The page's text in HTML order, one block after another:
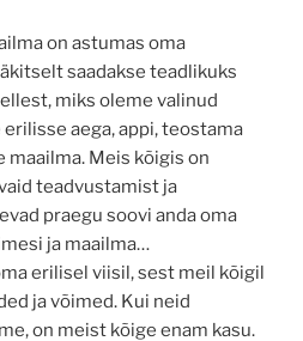
on astumas oma
saadakse teadlikuks
miks oleme valinud
aega, appi, teostama
Meis kõigis on
teadvustamist ja
praegu soovi anda oma
ja maailma…
erilisel viisil, sest meil kõigil
ja võimed. Kui neid
on meist kõige enam kasu.